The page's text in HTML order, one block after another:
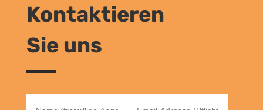
Kontaktieren
Sie uns